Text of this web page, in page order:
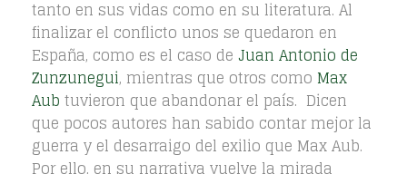
tanto en sus vidas como en su literatura. Al
finalizar el conflicto unos se quedaron en
España, como es el caso de Juan Antonio de
Zunzunegui, mientras que otros como Max
Aub tuvieron que abandonar el país. Dicen
que pocos autores han sabido contar mejor la
guerra y el desarraigo del exilio que Max Aub.
Por ello, en su narrativa vuelve la mirada